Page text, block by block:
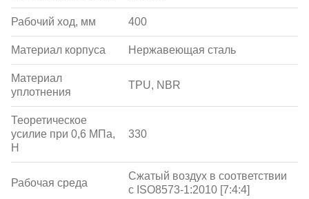
Рабочий ход, мм 400
Материал корпуса Нержавеющая сталь
Материал
уплотнения
TPU, NBR
Теоретическое
усилие при 0,6 МПа,
Н
330
Рабочая среда
Сжатый воздух в соответствии
с ISO8573-1:2010 [7:4:4]